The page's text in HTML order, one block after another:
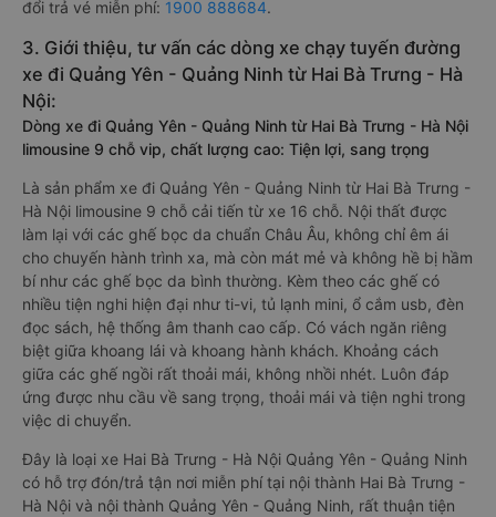
đổi trả vé miễn phí: 1900 888684.
3. Giới thiệu, tư vấn các dòng xe chạy tuyến đường
xe đi Quảng Yên - Quảng Ninh từ Hai Bà Trưng - Hà
Nội:
Dòng xe đi Quảng Yên - Quảng Ninh từ Hai Bà Trưng - Hà Nội
limousine 9 chỗ vip, chất lượng cao: Tiện lợi, sang trọng
Là sản phẩm xe đi Quảng Yên - Quảng Ninh từ Hai Bà Trưng -
Hà Nội limousine 9 chỗ cải tiến từ xe 16 chỗ. Nội thất được
làm lại với các ghế bọc da chuẩn Châu Âu, không chỉ êm ái
cho chuyến hành trình xa, mà còn mát mẻ và không hề bị hầm
bí như các ghế bọc da bình thường. Kèm theo các ghế có
nhiều tiện nghi hiện đại như ti-vi, tủ lạnh mini, ổ cắm usb, đèn
đọc sách, hệ thống âm thanh cao cấp. Có vách ngăn riêng
biệt giữa khoang lái và khoang hành khách. Khoảng cách
giữa các ghế ngồi rất thoải mái, không nhồi nhét. Luôn đáp
ứng được nhu cầu về sang trọng, thoải mái và tiện nghi trong
việc di chuyển.
Đây là loại xe Hai Bà Trưng - Hà Nội Quảng Yên - Quảng Ninh
có hỗ trợ đón/trả tận nơi miễn phí tại nội thành Hai Bà Trưng -
Hà Nội và nội thành Quảng Yên - Quảng Ninh, rất thuận tiện